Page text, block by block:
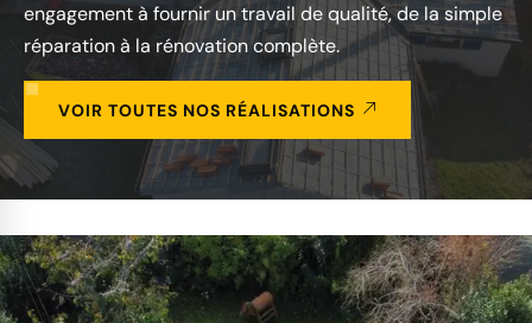
engagement à fournir un travail de qualité, de la simple
réparation à la rénovation complète.
VOIR TOUTES NOS RÉALISATIONS